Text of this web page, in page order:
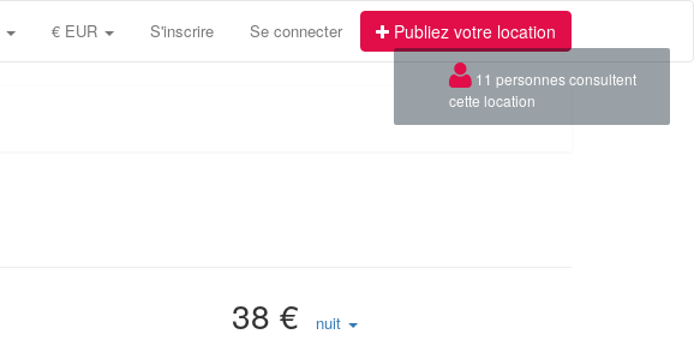
€ EUR S'inscrire Se connecter Publiez votre location
38 € nuit